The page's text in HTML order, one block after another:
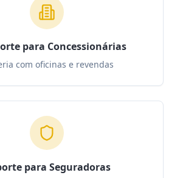
para Concessionárias
com oficinas e revendas
para Seguradoras